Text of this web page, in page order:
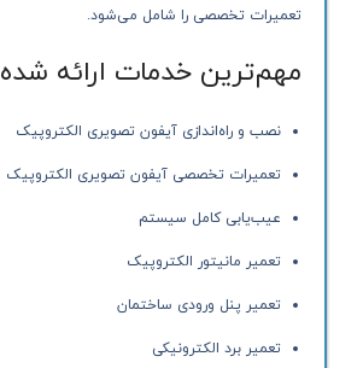
تعمیرات تخصصی را شامل می‌شود.
مهم‌ترین خدمات ارائه شده
نصب و راه‌اندازی آیفون تصویری الکتروپیک
تعمیرات تخصصی آیفون تصویری الکتروپیک
عیب‌یابی کامل سیستم
تعمیر مانیتور الکتروپیک
تعمیر پنل ورودی ساختمان
تعمیر برد الکترونیکی